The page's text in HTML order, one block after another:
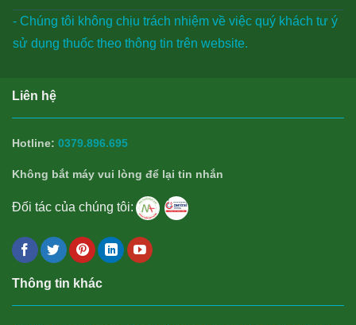
- Chúng tôi không chịu trách nhiệm về việc quý khách tư ý
sử dụng thuốc theo thông tin trên website.
Liên hệ
Hotline: 0379.896.695
Không bắt máy vui lòng để lại tin nhắn
Đối tác của chúng tôi:
Thông tin khác